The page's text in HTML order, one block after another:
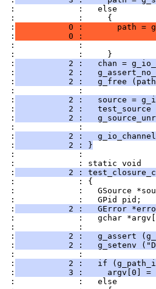
:             :   else
:             :     {
:
0 :       path =
:
0 :
:             :
:             :     }
:
2 :   chan =
:
2 :
:
2 :   g_free
:             :
:
2 :   source =
:
2 :   test_source
:
2 :
:             :
:
2 :
:
           2 : }
:             :
:             : static void
:
2 :
:             : {
:             :   GSource
:             :   GPid pid;
:
2 :   GError
:             :   gchar
:             :
:
2 :   g_assert
:
2 :   g_setenv
:             :
:
2 :   if
:
3 :     argv[0] =
:             :   else